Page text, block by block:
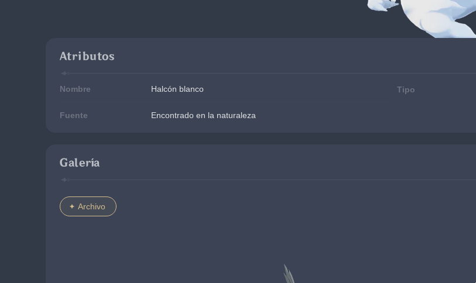
Atributos
Nombre Halcón blanco Tipo
Fuente Encontrado en la naturaleza
Galería
Archivo